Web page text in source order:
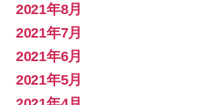
2021年8月
2021年7月
2021年6月
2021年5月